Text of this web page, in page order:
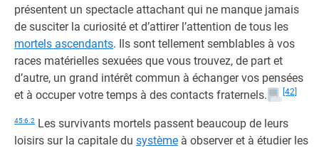
présentent un spectacle attachant qui ne manque jamais
de susciter la curiosité et d’attirer l’attention de tous les
mortels ascendants. Ils sont tellement semblables à vos
races matérielles sexuées que vous trouvez, de part et
d’autre, un grand intérêt commun à échanger vos pensées
et à occuper votre temps à des contacts fraternels.
[42]
45:6.2 Les survivants mortels passent beaucoup de leurs
loisirs sur la capitale du système à observer et à étudier les